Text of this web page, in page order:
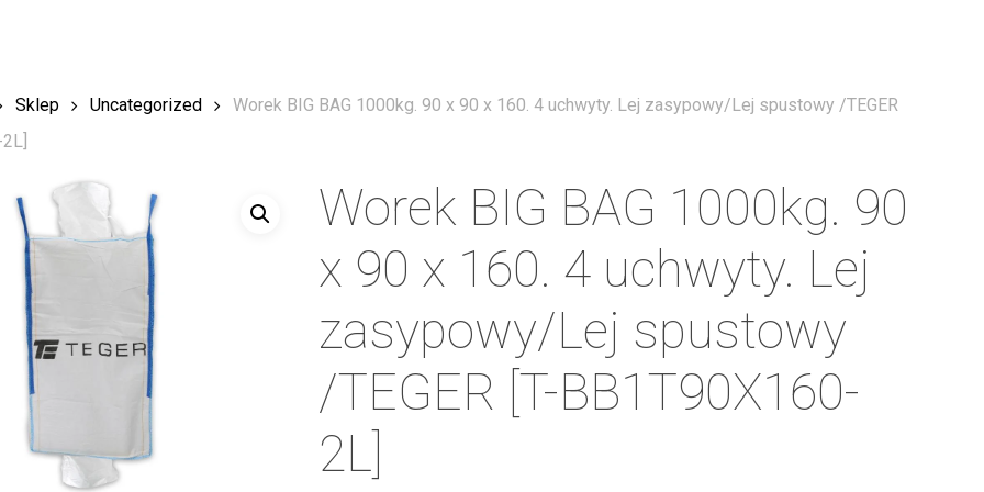
Sklep Uncategorized
Worek BIG BAG 1000kg. 90 x 90 x 160. 4 uchwyty. Lej zasypowy/Lej spustowy /TEGER
Worek BIG BAG 1000kg. 90
x 90 x 160. 4 uchwyty. Lej
zasypowy/Lej spustowy
/TEGER [T-BB1T90X160-
2L]